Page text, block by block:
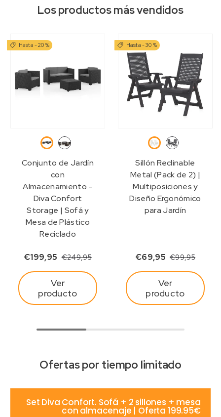
Los productos más vendidos
Hasta -20 %
Conjunto de Jardín
con
Almacenamiento -
Diva Confort
Storage | Sofá y
Mesa de Plástico
Reciclado
€199,95 €249,95
Ver
producto
Hasta -30 %
Sillón Reclinable
Metal (Pack de 2) |
Multiposiciones y
Diseño Ergonómico
para Jardín
€69,95 €99,95
Ver
producto
Ofertas por tiempo limitado
Set Diva Confort. Sofá + 2 sillones + mesa
con almacenaje | Oferta 199.95€